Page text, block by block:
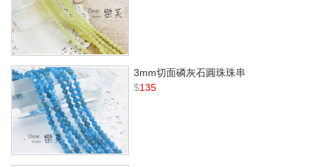
3mm切面磷灰石圓珠珠串
$135